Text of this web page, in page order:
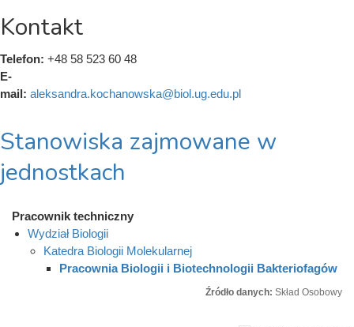
Kontakt
Telefon: +48 58 523 60 48
E-
mail: aleksandra.kochanowska@biol.ug.edu.pl
Stanowiska zajmowane w
jednostkach
Pracownik techniczny
Wydział Biologii
Katedra Biologii Molekularnej
Pracownia Biologii i Biotechnologii Bakteriofagów
Źródło danych: Skład Osobowy